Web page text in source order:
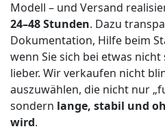
Modell – und Versand
24–48 Stunden. Dazu
Dokumentation, Hilfe beim
wenn Sie sich bei etwas
lieber. Wir verkaufen nicht
auszuwählen, die nicht nur
sondern lange, stabil und
wird.